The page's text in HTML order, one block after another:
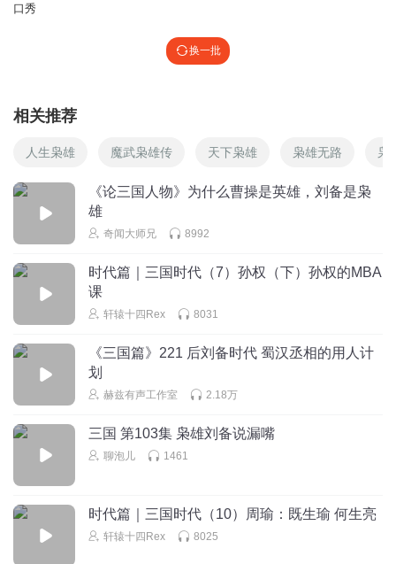
口秀
换一批
相关推荐
人生枭雄 魔武枭雄传 天下枭雄 枭雄无路 枭
《论三国人物》为什么曹操是英雄，刘备是枭
雄
奇闻大师兄 8992
时代篇｜三国时代（7）孙权（下）孙权的MBA
课
轩辕十四Rex 8031
《三国篇》221 后刘备时代 蜀汉丞相的用人计
划
赫兹有声工作室 2.18万
三国 第103集 枭雄刘备说漏嘴
聊泡儿 1461
时代篇｜三国时代（10）周瑜：既生瑜 何生亮
轩辕十四Rex 8025